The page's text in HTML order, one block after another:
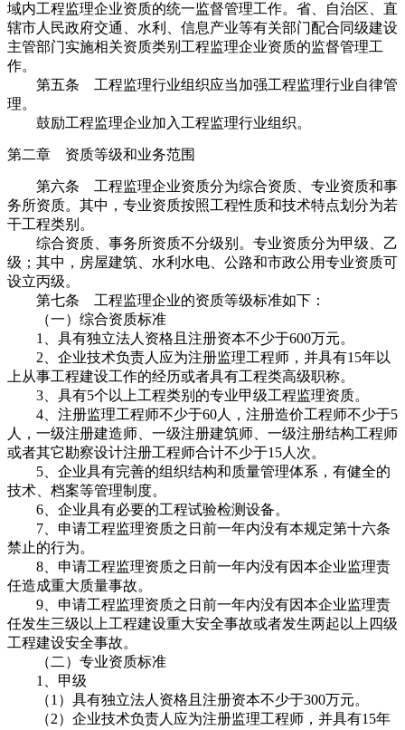
域内工程监理企业资质的统一监督管理工作。省、自治区、直
辖市人民政府交通、水利、信息产业等有关部门配合同级建设
主管部门实施相关资质类别工程监理企业资质的监督管理工
作。
第五条 工程监理行业组织应当加强工程监理行业自律管
理。
鼓励工程监理企业加入工程监理行业组织。
第二章 资质等级和业务范围
第六条 工程监理企业资质分为综合资质、专业资质和事
务所资质。其中，专业资质按照工程性质和技术特点划分为若
干工程类别。
综合资质、事务所资质不分级别。专业资质分为甲级、乙
级；其中，房屋建筑、水利水电、公路和市政公用专业资质可
设立丙级。
第七条 工程监理企业的资质等级标准如下：
（一）综合资质标准
1、具有独立法人资格且注册资本不少于600万元。
2、企业技术负责人应为注册监理工程师，并具有15年以
上从事工程建设工作的经历或者具有工程类高级职称。
3、具有5个以上工程类别的专业甲级工程监理资质。
4、注册监理工程师不少于60人，注册造价工程师不少于5
人，一级注册建造师、一级注册建筑师、一级注册结构工程师
或者其它勘察设计注册工程师合计不少于15人次。
5、企业具有完善的组织结构和质量管理体系，有健全的
技术、档案等管理制度。
6、企业具有必要的工程试验检测设备。
7、申请工程监理资质之日前一年内没有本规定第十六条
禁止的行为。
8、申请工程监理资质之日前一年内没有因本企业监理责
任造成重大质量事故。
9、申请工程监理资质之日前一年内没有因本企业监理责
任发生三级以上工程建设重大安全事故或者发生两起以上四级
工程建设安全事故。
（二）专业资质标准
1、甲级
（1）具有独立法人资格且注册资本不少于300万元。
（2）企业技术负责人应为注册监理工程师，并具有15年